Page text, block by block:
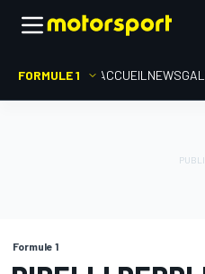
FORMULE 1 ACCUEIL NEWS
Formule 1